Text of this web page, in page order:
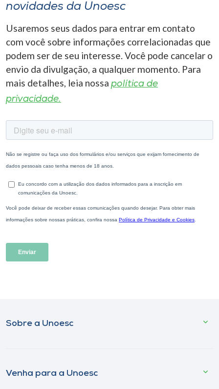
novidades da Unoesc
Usaremos seus dados para entrar em contato
com você sobre informações correlacionadas que
podem ser de seu interesse. Você pode cancelar o
envio da divulgação, a qualquer momento. Para
mais detalhes, leia nossa política de
privacidade.
Sobre a Unoesc
Venha para a Unoesc